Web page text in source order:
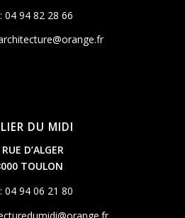
04 94 82 28 66
DU MIDI
D’ALGER
TOULON
04 94 06 21 80